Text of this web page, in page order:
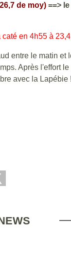
de moy) ==>
en 4h55 à
entre le matin et
Après l'effort le
avec la